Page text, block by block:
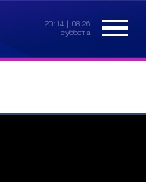
20:14 | 08.26
суббота